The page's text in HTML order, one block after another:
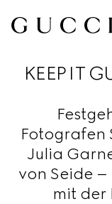
KEEP IT
Fotografen
Julia
von Seide
mit der